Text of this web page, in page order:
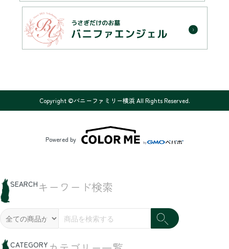
Copyright ©バニーファミリー横浜 All Rights Reserved.
Powered by
SEARCH キーワード検索
CATEGORY